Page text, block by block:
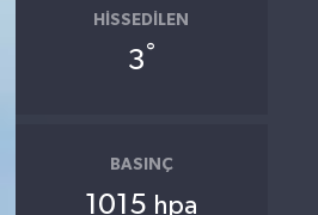
HISSEDILEN
3°
BASINÇ
1015 hpa